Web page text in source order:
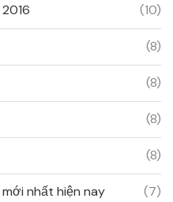
(10)
(8)
(8)
(8)
(8)
nhất hiện nay (7)